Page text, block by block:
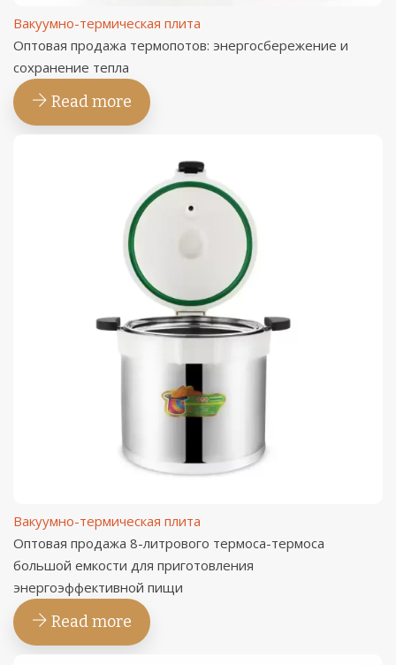
Вакуумно-термическая плита
Оптовая продажа термопотов: энергосбережение и
сохранение тепла
Read more
Вакуумно-термическая плита
Оптовая продажа 8-литрового термоса-термоса
большой емкости для приготовления
энергоэффективной пищи
Read more